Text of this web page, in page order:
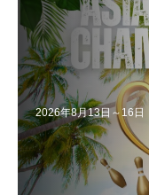
2026年8月13日～16日